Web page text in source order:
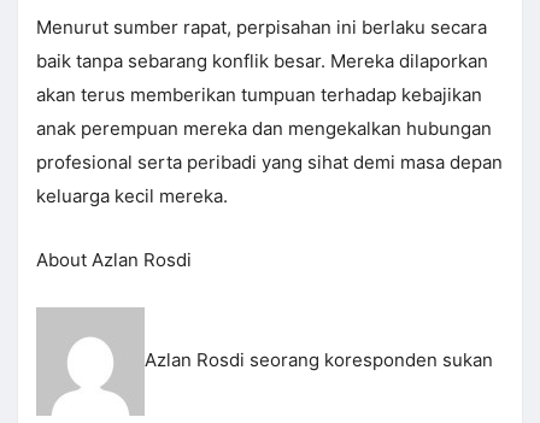
Menurut sumber rapat, perpisahan ini berlaku secara
baik tanpa sebarang konflik besar. Mereka dilaporkan
akan terus memberikan tumpuan terhadap kebajikan
anak perempuan mereka dan mengekalkan hubungan
profesional serta peribadi yang sihat demi masa depan
keluarga kecil mereka.
About Azlan Rosdi
Azlan Rosdi seorang koresponden sukan